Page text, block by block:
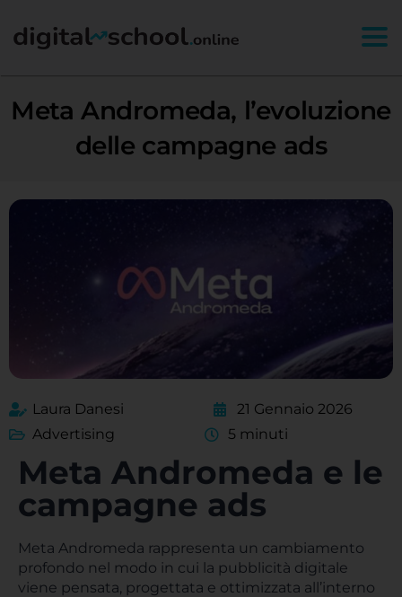
Meta Andromeda, l’evoluzione
delle campagne ads
Laura Danesi
21 Gennaio 2026
Advertising
5 minuti
Meta Andromeda e le
campagne ads
Meta Andromeda rappresenta un cambiamento
profondo nel modo in cui la pubblicità digitale
viene pensata, progettata e ottimizzata all’interno